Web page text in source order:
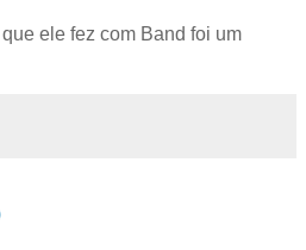
ele fez com Band foi um